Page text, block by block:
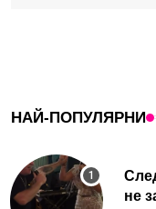
НАЙ-ПОПУЛЯРНИ
не